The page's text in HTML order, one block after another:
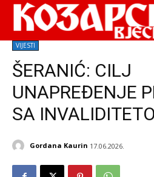
VIJESTI
ŠERANIĆ: CILJ
UNAPREĐENJE
SA
Gordana Kaurin 17.06.2026.